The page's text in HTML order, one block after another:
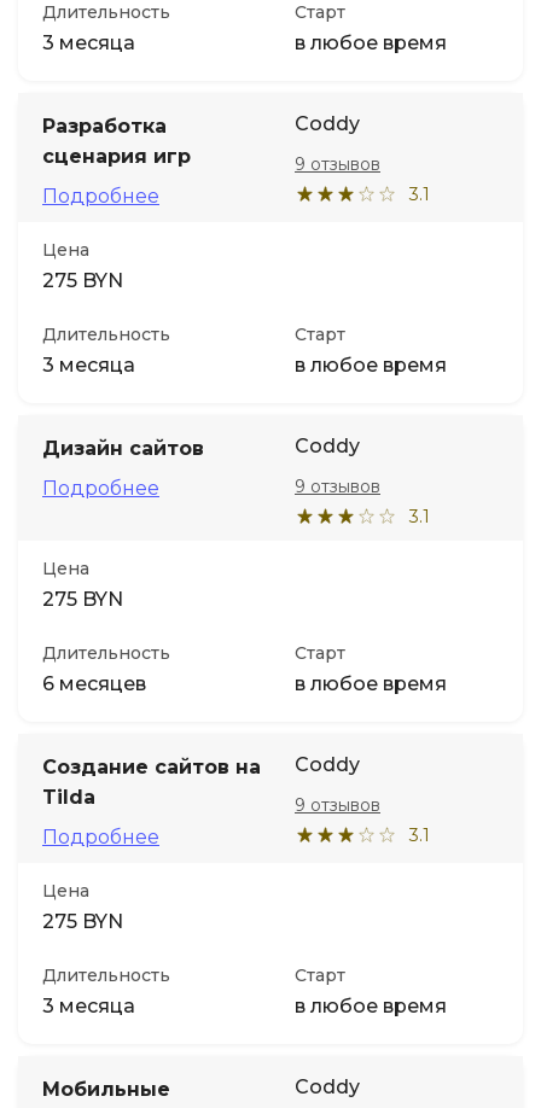
Длительность
3 месяца
Старт
в любое время
Разработка
сценария игр
Подробнее
Coddy
3.1
9 отзывов
Цена
275 BYN
Длительность
3 месяца
Старт
в любое время
Дизайн сайтов
Подробнее
Coddy
3.1
9 отзывов
Цена
275 BYN
Длительность
6 месяцев
Старт
в любое время
Создание сайтов на
Tilda
Подробнее
Coddy
3.1
9 отзывов
Цена
275 BYN
Длительность
3 месяца
Старт
в любое время
Мобильные Coddy